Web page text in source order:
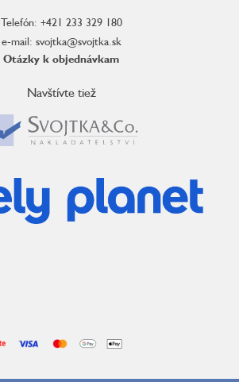
Telefón: +421 233 329 180
e-mail: svojtka@svojtka.sk
Otázky k objednávkam
Navštívte tiež